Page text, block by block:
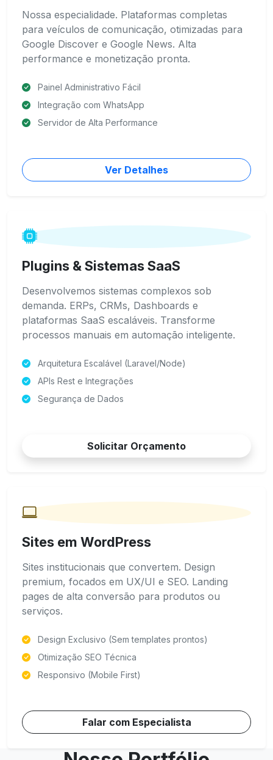
Nossa especialidade. Plataformas completas
para veículos de comunicação, otimizadas para
Google Discover e Google News. Alta
performance e monetização pronta.
Painel Administrativo Fácil
Integração com WhatsApp
Servidor de Alta Performance
Ver Detalhes
Plugins & Sistemas SaaS
Desenvolvemos sistemas complexos sob
demanda. ERPs, CRMs, Dashboards e
plataformas SaaS escaláveis. Transforme
processos manuais em automação inteligente.
Arquitetura Escalável (Laravel/Node)
APIs Rest e Integrações
Segurança de Dados
Solicitar Orçamento
Sites em WordPress
Sites institucionais que convertem. Design
premium, focados em UX/UI e SEO. Landing
pages de alta conversão para produtos ou
serviços.
Design Exclusivo (Sem templates prontos)
Otimização SEO Técnica
Responsivo (Mobile First)
Falar com Especialista